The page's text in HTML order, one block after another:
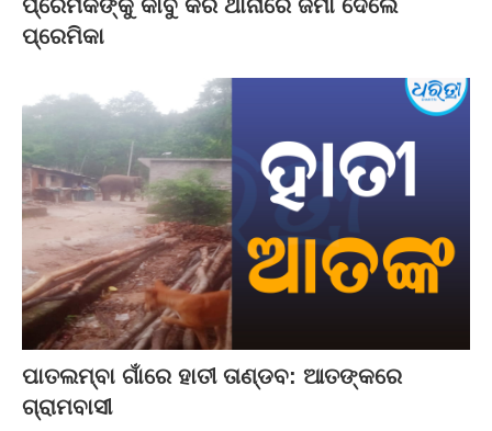
ପ୍ରେମିକଙ୍କୁ କାବୁ କରି ଥାନାରେ ଜିମା ଦେଲେ
ପ୍ରେମିକା
ପାତଲମ୍ବା ଗାଁରେ ହାତୀ ତାଣ୍ଡବ: ଆତଙ୍କରେ
ଗ୍ରାମବାସୀ